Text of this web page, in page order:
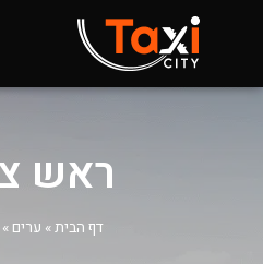
ראש
דף הבית» ערים »